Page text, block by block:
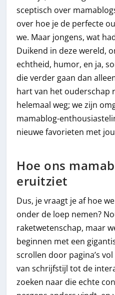
sceptisch over
over hoe je de perfecte
we. Maar jongens, wat
Duikend in deze wereld,
echtheid, humor, en ja,
die verder gaan dan
hart van het ouderschap
helemaal weg; we zijn
mamablog-
nieuwe favorieten met
Hoe ons
eruitziet
Dus, je vraagt je af hoe
onder de loep nemen?
raketwetenschap, maar
beginnen met een
scrollen door pagina’s
van schrijfstijl tot de
zoeken naar die echte